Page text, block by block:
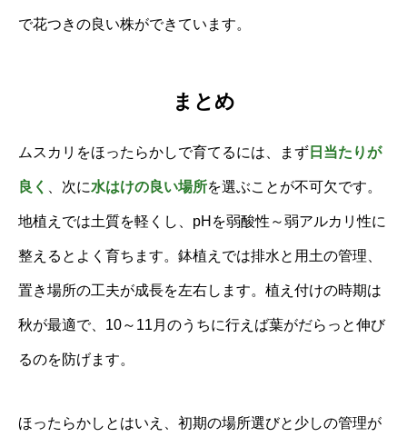
で花つきの良い株ができています。
まとめ
ムスカリをほったらかしで育てるには、まず 日当たりが
良く 、次に水はけの良い場所を選ぶことが不可欠です。
地植えでは土質を軽くし、pHを弱酸性～弱アルカリ性に
整えるとよく育ちます。鉢植えでは排水と用土の管理、
置き場所の工夫が成長を左右します。植え付けの時期は
秋が最適で、10～11月のうちに行えば葉がだらっと伸び
るのを防げます。
ほったらかしとはいえ、初期の場所選びと少しの管理が